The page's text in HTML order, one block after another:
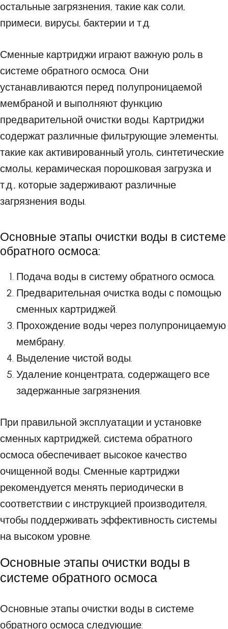
остальные загрязнения, такие как соли,
примеси, вирусы, бактерии и т.д.
Сменные картриджи играют важную роль в
системе обратного осмоса. Они
устанавливаются перед полупроницаемой
мембраной и выполняют функцию
предварительной очистки воды. Картриджи
содержат различные фильтрующие элементы,
такие как активированный уголь, синтетические
смолы, керамическая порошковая загрузка и
т.д., которые задерживают различные
загрязнения воды.
Основные этапы очистки воды в системе
обратного осмоса:
Подача воды в систему обратного осмоса.
Предварительная очистка воды с помощью
сменных картриджей.
Прохождение воды через полупроницаемую
мембрану.
Выделение чистой воды.
Удаление концентрата, содержащего все
задержанные загрязнения.
При правильной эксплуатации и установке
сменных картриджей, система обратного
осмоса обеспечивает высокое качество
очищенной воды. Сменные картриджи
рекомендуется менять периодически в
соответствии с инструкцией производителя,
чтобы поддерживать эффективность системы
на высоком уровне.
Основные этапы очистки воды в
системе обратного осмоса
Основные этапы очистки воды в системе
обратного осмоса следующие: